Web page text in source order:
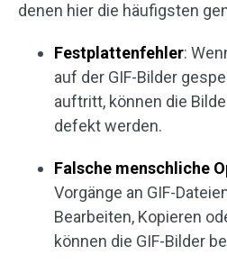
denen hier die häufigsten
Festplattenfehler:
auf der GIF-Bilder
auftritt, können die
defekt werden.
Falsche menschliche
Vorgänge an GIF-
Bearbeiten, Kopieren
können die GIF-Bilder